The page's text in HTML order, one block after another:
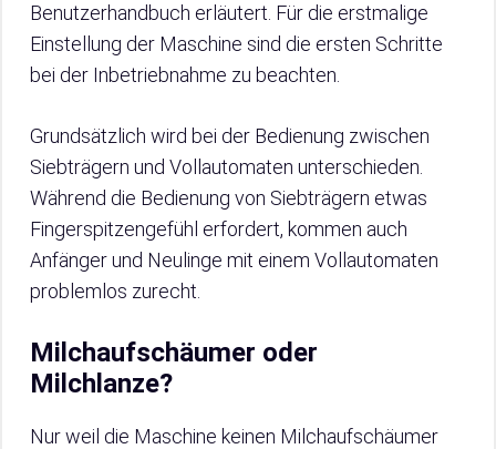
Benutzerhandbuch erläutert. Für die erstmalige
Einstellung der Maschine sind die ersten Schritte
bei der Inbetriebnahme zu beachten.
Grundsätzlich wird bei der Bedienung zwischen
Siebträgern und Vollautomaten unterschieden.
Während die Bedienung von Siebträgern etwas
Fingerspitzengefühl erfordert, kommen auch
Anfänger und Neulinge mit einem Vollautomaten
problemlos zurecht.
Milchaufschäumer oder
Milchlanze?
Nur weil die Maschine keinen Milchaufschäumer